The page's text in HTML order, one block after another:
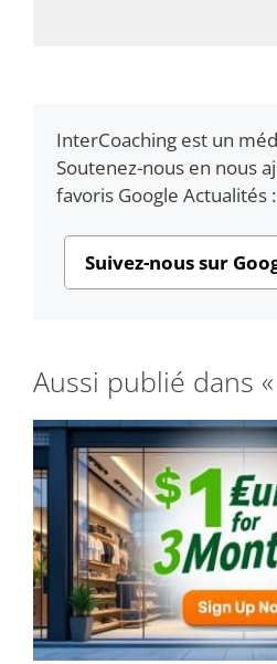
InterCoaching est un
Soutenez-nous en nous
favoris Google Actualités :
Suivez-nous sur
Aussi publié dans